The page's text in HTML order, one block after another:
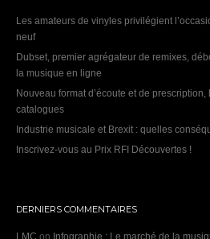
Les amateurs de vinyles privilégient
neuf
Dubset, premier agrégateur de remixes,
la musique en ligne
Nouveau format d’écoute et de
catalogues
Industrie musicale et Brexit : quelles
Inscrivez-vous au Prix RFI Découvertes !
DERNIERS COMMENTAIRES
LMC on Infographie : Le marché de la